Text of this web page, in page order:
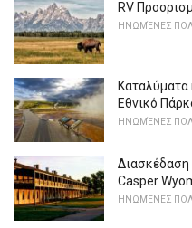
RV
ΗΝΩΜΈΝΕΣ
Καταλύματα
Εθνικό
ΗΝΩΜΈΝΕΣ
Διασκέδαση
Casper
ΗΝΩΜΈΝΕΣ